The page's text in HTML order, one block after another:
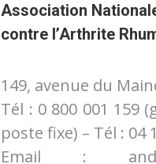
Association
contre l’Arthrite
149, avenue du
Tél : 0 800 001 159
poste fixe) – Tél : 04
Email :